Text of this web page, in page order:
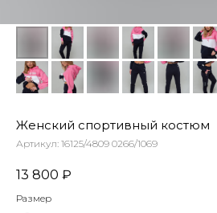
Женский спортивный костюм
Артикул: 16125/4809 0266/1069
13 800 ₽
Размер